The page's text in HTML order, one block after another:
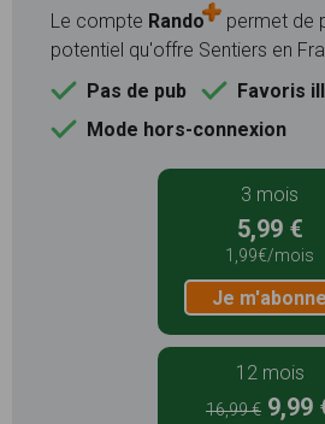
Le compte Rando
permet de
potentiel qu'offre Sentiers en
Pas de pub
Favoris
Mode hors-connexion
3 mois
5,99 €
1,99€/mois
Je m'abonne
12 mois
16,99 € 9,99